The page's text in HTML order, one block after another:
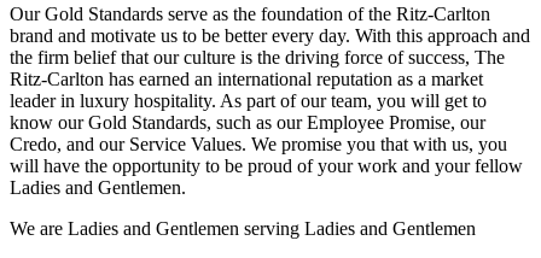
Our Gold Standards serve as the foundation of the Ritz-Carlton
brand and motivate us to be better every day. With this approach and
the firm belief that our culture is the driving force of success, The
Ritz-Carlton has earned an international reputation as a market
leader in luxury hospitality. As part of our team, you will get to
know our Gold Standards, such as our Employee Promise, our
Credo, and our Service Values. We promise you that with us, you
will have the opportunity to be proud of your work and your fellow
Ladies and Gentlemen.
We are Ladies and Gentlemen serving Ladies and Gentlemen